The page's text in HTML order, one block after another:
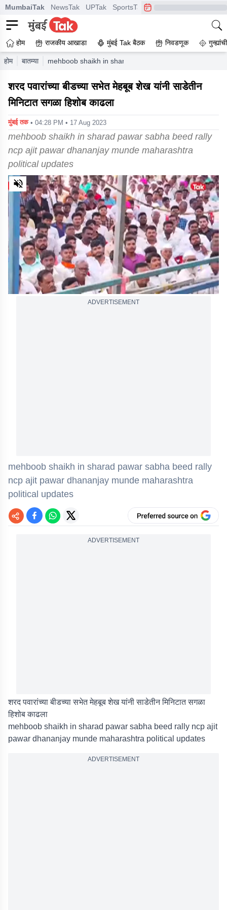
MumbaiTak NewsTak UPTak SportsTak CrimeTak
होम राजकीय आखाडा मुंबई Tak बैठक निवडणूक
होम बातम्या mehboob shaikh in sharad pawar sabha beed rally
शरद पवारांच्या बीडच्या सभेत मेहबूब शेख यांनी साडेतीन
मिनिटात सगळा हिशोब काढला
मुंबई तक • 04:28 PM • 17 Aug 2023
mehboob shaikh in sharad pawar sabha beed rally
ncp ajit pawar dhananjay munde maharashtra
political updates
0
of
3
minutes,
seconds
ADVERTISEMENT
mehboob shaikh in sharad pawar sabha beed rally
ncp ajit pawar dhananjay munde maharashtra
political updates
ADVERTISEMENT
शरद पवारांच्या बीडच्या सभेत मेहबूब शेख यांनी साडेतीन मिनिटात सगळा
हिशोब काढला
mehboob shaikh in sharad pawar sabha beed rally ncp ajit
pawar dhananjay munde maharashtra political updates
ADVERTISEMENT